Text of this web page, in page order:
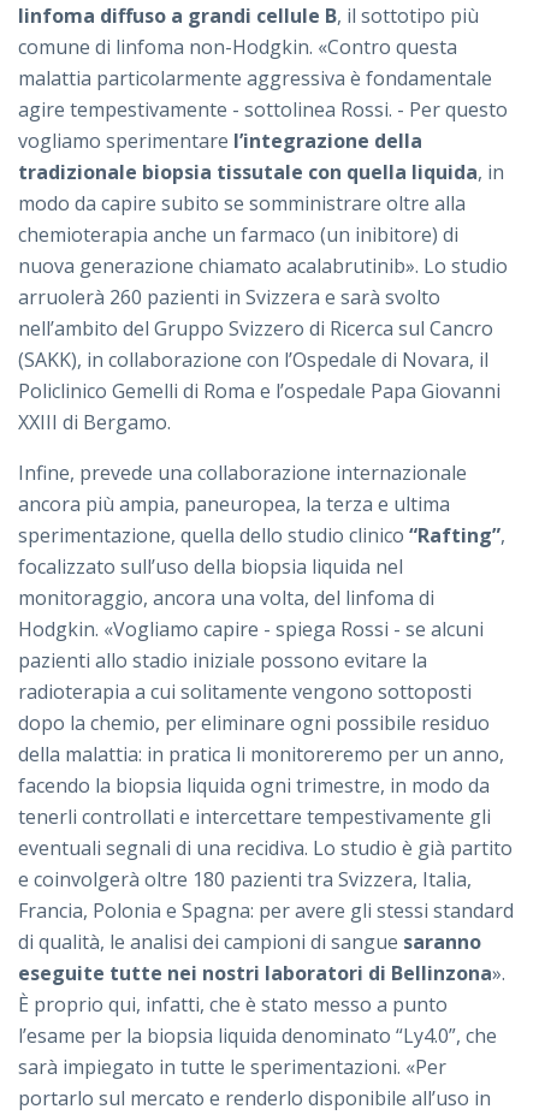
linfoma diffuso a grandi cellule B, il sottotipo più
comune di linfoma non-Hodgkin. «Contro questa
malattia particolarmente aggressiva è fondamentale
agire tempestivamente - sottolinea Rossi. - Per questo
vogliamo sperimentare l’integrazione della
tradizionale biopsia tissutale con quella liquida, in
modo da capire subito se somministrare oltre alla
chemioterapia anche un farmaco (un inibitore) di
nuova generazione chiamato acalabrutinib». Lo studio
arruolerà 260 pazienti in Svizzera e sarà svolto
nell’ambito del Gruppo Svizzero di Ricerca sul Cancro
(SAKK), in collaborazione con l’Ospedale di Novara, il
Policlinico Gemelli di Roma e l’ospedale Papa Giovanni
XXIII di Bergamo.
Infine, prevede una collaborazione internazionale
ancora più ampia, paneuropea, la terza e ultima
sperimentazione, quella dello studio clinico “Rafting”,
focalizzato sull’uso della biopsia liquida nel
monitoraggio, ancora una volta, del linfoma di
Hodgkin. «Vogliamo capire - spiega Rossi - se alcuni
pazienti allo stadio iniziale possono evitare la
radioterapia a cui solitamente vengono sottoposti
dopo la chemio, per eliminare ogni possibile residuo
della malattia: in pratica li monitoreremo per un anno,
facendo la biopsia liquida ogni trimestre, in modo da
tenerli controllati e intercettare tempestivamente gli
eventuali segnali di una recidiva. Lo studio è già partito
e coinvolgerà oltre 180 pazienti tra Svizzera, Italia,
Francia, Polonia e Spagna: per avere gli stessi standard
di qualità, le analisi dei campioni di sangue saranno
eseguite tutte nei nostri laboratori di Bellinzona».
È proprio qui, infatti, che è stato messo a punto
l’esame per la biopsia liquida denominato “Ly4.0”, che
sarà impiegato in tutte le sperimentazioni. «Per
portarlo sul mercato e renderlo disponibile all’uso in